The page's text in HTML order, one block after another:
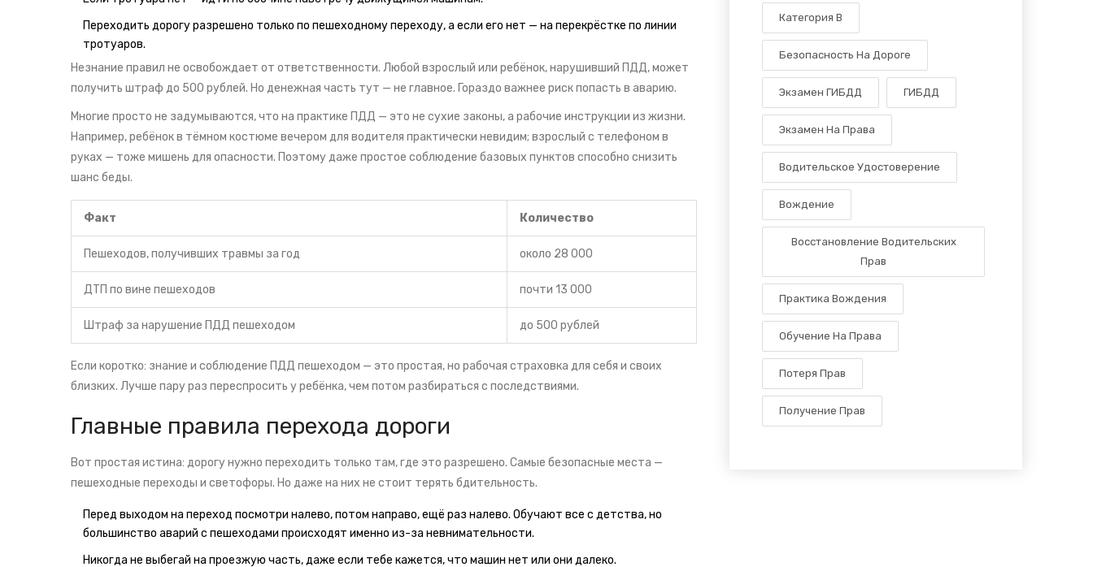
Переходить дорогу разрешено только по пешеходному переходу, а если его нет — на перекрёстке по линии
тротуаров.
Незнание правил не освобождает от ответственности. Любой взрослый или ребёнок, нарушивший ПДД, может
получить штраф до 500 рублей. Но денежная часть тут — не главное. Гораздо важнее риск попасть в аварию.
Многие просто не задумываются, что на практике ПДД — это не сухие законы, а рабочие инструкции из жизни.
Например, ребёнок в тёмном костюме вечером для водителя практически невидим; взрослый с телефоном в
руках — тоже мишень для опасности. Поэтому даже простое соблюдение базовых пунктов способно снизить
шанс беды.
Факт Количество
Пешеходов, получивших травмы за год около 28 000
ДТП по вине пешеходов почти 13 000
Штраф за нарушение ПДД пешеходом до 500 рублей
Если коротко: знание и соблюдение ПДД пешеходом — это простая, но рабочая страховка для себя и своих
близких. Лучше пару раз переспросить у ребёнка, чем потом разбираться с последствиями.
Главные правила перехода дороги
Вот простая истина: дорогу нужно переходить только там, где это разрешено. Самые безопасные места —
пешеходные переходы и светофоры. Но даже на них не стоит терять бдительность.
Перед выходом на переход посмотри налево, потом направо, ещё раз налево. Обучают все с детства, но
большинство аварий с пешеходами происходят именно из-за невнимательности.
Никогда не выбегай на проезжую часть, даже если тебе кажется, что машин нет или они далеко.
Категория B
Безопасность На Дороге
Экзамен ГИБДД ГИБДД
Экзамен На Права
Водительское Удостоверение
Вождение
Восстановление Водительских
Прав
Практика Вождения
Обучение На Права
Потеря Прав
Получение Прав